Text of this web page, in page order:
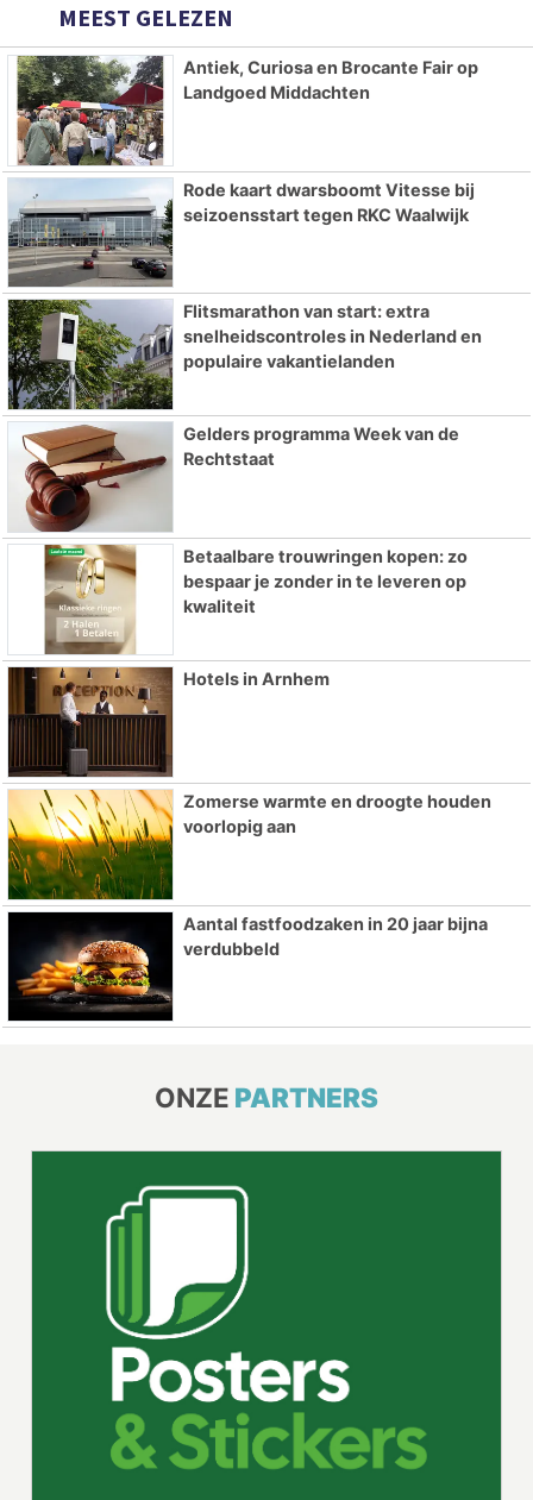
MEEST GELEZEN
Antiek, Curiosa en Brocante Fair op
Landgoed Middachten
Rode kaart dwarsboomt Vitesse bij
seizoensstart tegen RKC Waalwijk
Flitsmarathon van start: extra
snelheidscontroles in Nederland en
populaire vakantielanden
Gelders programma Week van de
Rechtstaat
Betaalbare trouwringen kopen: zo
bespaar je zonder in te leveren op
kwaliteit
Hotels in Arnhem
Zomerse warmte en droogte houden
voorlopig aan
Aantal fastfoodzaken in 20 jaar bijna
verdubbeld
ONZE PARTNERS